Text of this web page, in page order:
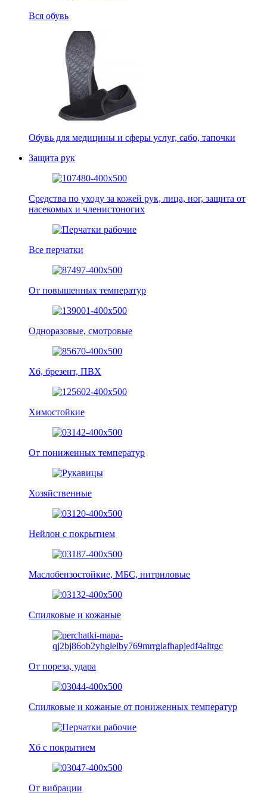
Вся обувь
Обувь для медицины и сферы услуг, сабо, тапочки
Защита рук
Средства по уходу за кожей рук, лица, ног, защита от
насекомых и членистоногих
Все перчатки
От повышенных температур
Одноразовые, смотровые
Хб, брезент, ПВХ
Химостойкие
От пониженных температур
Хозяйственные
Нейлон с покрытием
Маслобензостойкие, МБС, нитриловые
Спилковые и кожаные
От пореза, удара
Спилковые и кожаные от пониженных температур
Хб с покрытием
От вибрации